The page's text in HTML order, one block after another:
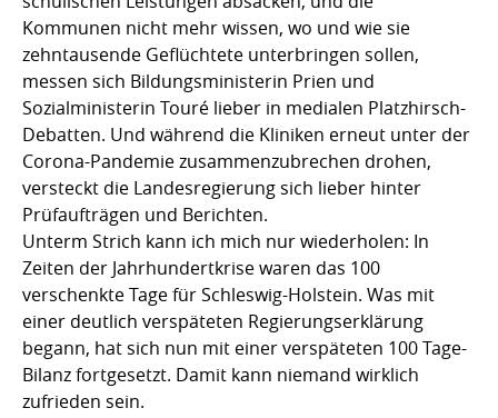
Kommunen nicht mehr wissen, wo und wie sie
zehntausende Geflüchtete unterbringen sollen,
messen sich Bildungsministerin Prien und
Sozialministerin Touré lieber in medialen Platzhirsch-
Debatten. Und während die Kliniken erneut unter der
Corona-Pandemie zusammenzubrechen drohen,
versteckt die Landesregierung sich lieber hinter
Prüfaufträgen und Berichten.
Unterm Strich kann ich mich nur wiederholen: In
Zeiten der Jahrhundertkrise waren das 100
verschenkte Tage für Schleswig-Holstein. Was mit
einer deutlich verspäteten Regierungserklärung
begann, hat sich nun mit einer verspäteten 100 Tage-
Bilanz fortgesetzt. Damit kann niemand wirklich
zufrieden sein.